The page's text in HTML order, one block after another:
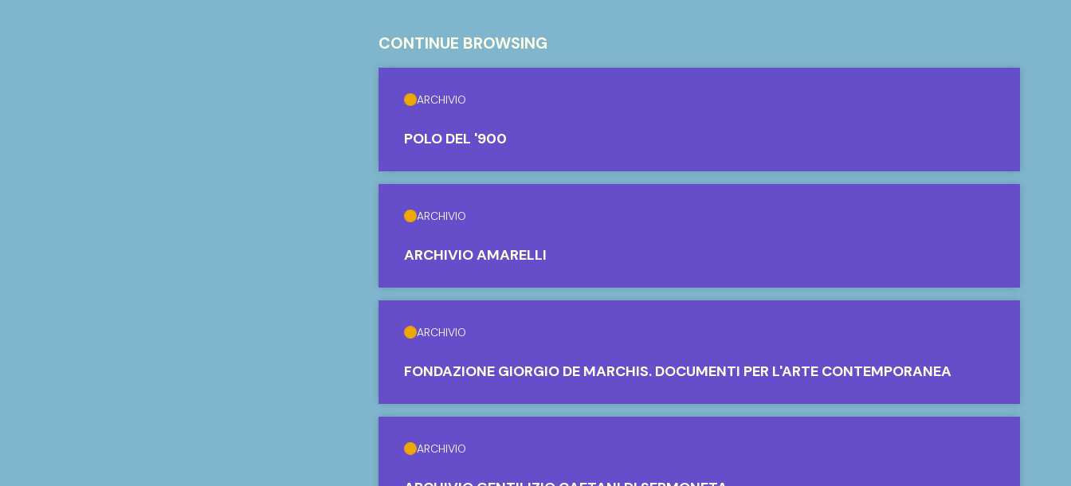
CONTINUE BROWSING
ARCHIVIO
POLO DEL '900
ARCHIVIO
ARCHIVIO AMARELLI
ARCHIVIO
FONDAZIONE GIORGIO DE MARCHIS. DOCUMENTI PER L'ARTE CONTEMPORANEA
ARCHIVIO